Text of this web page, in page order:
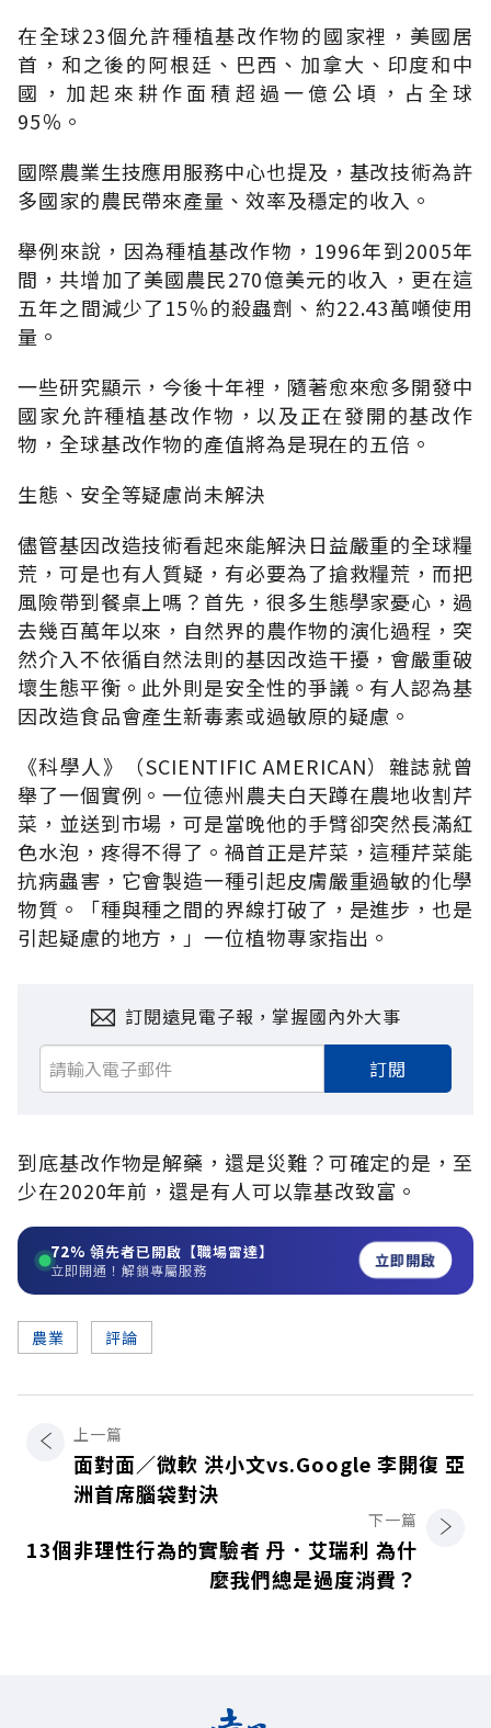
在全球23個允許種植基改作物的國家裡，美國居
首，和之後的阿根廷、巴西、加拿大、印度和中
國，加起來耕作面積超過一億公頃，占全球
95％。
國際農業生技應用服務中心也提及，基改技術為許
多國家的農民帶來產量、效率及穩定的收入。
舉例來說，因為種植基改作物，1996年到2005年
間，共增加了美國農民270億美元的收入，更在這
五年之間減少了15％的殺蟲劑、約22.43萬噸使用
量。
一些研究顯示，今後十年裡，隨著愈來愈多開發中
國家允許種植基改作物，以及正在發開的基改作
物，全球基改作物的產值將為是現在的五倍。
生態、安全等疑慮尚未解決
儘管基因改造技術看起來能解決日益嚴重的全球糧
荒，可是也有人質疑，有必要為了搶救糧荒，而把
風險帶到餐桌上嗎？首先，很多生態學家憂心，過
去幾百萬年以來，自然界的農作物的演化過程，突
然介入不依循自然法則的基因改造干擾，會嚴重破
壞生態平衡。此外則是安全性的爭議。有人認為基
因改造食品會產生新毒素或過敏原的疑慮。
《科學人》（SCIENTIFIC AMERICAN）雜誌就曾
舉了一個實例。一位德州農夫白天蹲在農地收割芹
菜，並送到市場，可是當晚他的手臂卻突然長滿紅
色水泡，疼得不得了。禍首正是芹菜，這種芹菜能
抗病蟲害，它會製造一種引起皮膚嚴重過敏的化學
物質。「種與種之間的界線打破了，是進步，也是
引起疑慮的地方，」一位植物專家指出。
訂閱遠見電子報，掌握國內外大事
訂閱
到底基改作物是解藥，還是災難？可確定的是，至
少在2020年前，還是有人可以靠基改致富。
72% 領先者已開啟【職場雷達】
立即開通！解鎖專屬服務 立即開啟
農業 評論
上一篇
面對面／微軟 洪小文vs.Google 李開復 亞
洲首席腦袋對決
下一篇
13個非理性行為的實驗者 丹．艾瑞利 為什
麼我們總是過度消費？